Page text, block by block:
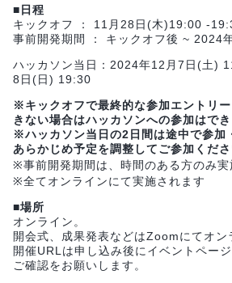
■日程
キックオフ ： 11月28日(木)19:00 -
事前開発期間 ： キックオフ後 ~ 2024
ハッカソン当日：2024年12月7日(土)
8日(日) 19:30
※キックオフで最終的な参加エントリ
きない場合はハッカソンへの参加はでき
※ハッカソン当日の2日間は途中で参加
あらかじめ予定を調整してご参加くださ
※事前開発期間は、時間のある方のみ
※全てオンラインにて実施されます
■場所
オンライン。
開会式、成果発表などはZoomにてオン
開催URLは申し込み後にイベントペー
ご確認をお願いします。